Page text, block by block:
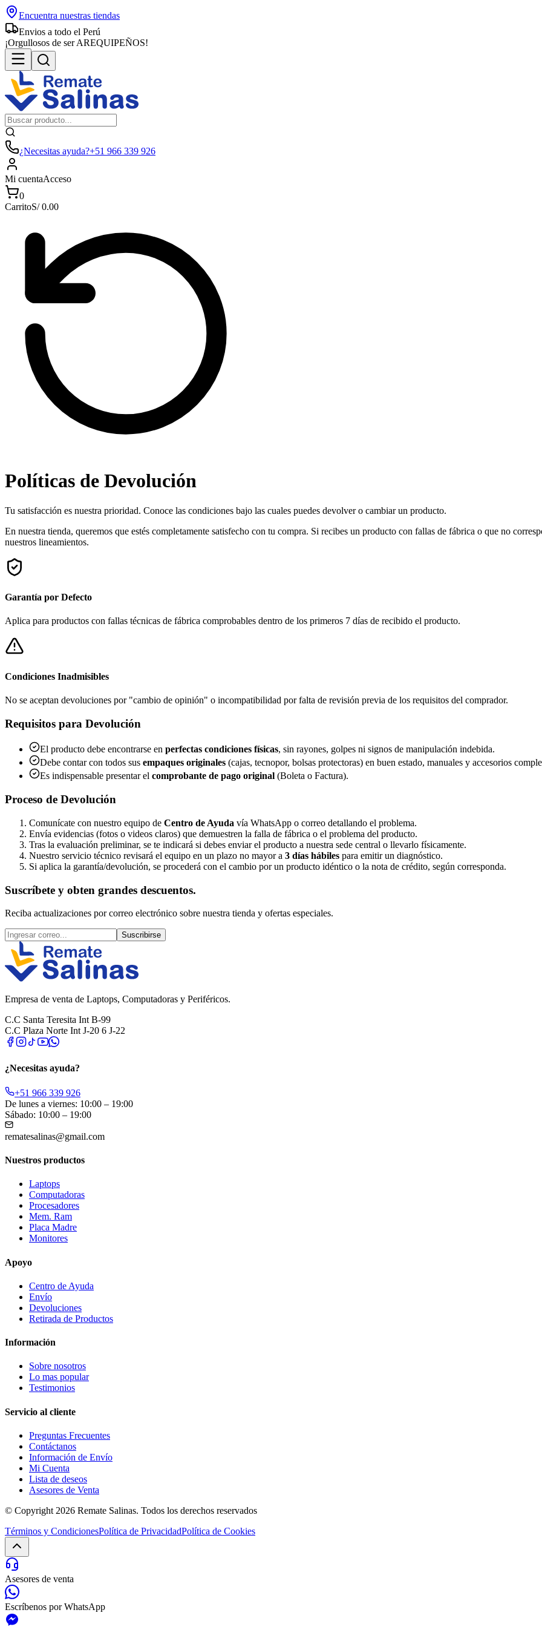
Encuentra nuestras tiendas
Envios a todo el Perú
¡Orgullosos de ser AREQUIPEÑOS!
¿Necesitas ayuda?+51 966 339 926
Mi cuentaAcceso
0
CarritoS/0.00
Políticas de Devolución
Tu satisfacción es nuestra prioridad. Conoce las condiciones bajo las cuales puedes devolver o cambiar un producto.
En nuestra tienda, queremos que estés completamente satisfecho con tu compra. Si recibes un producto con fallas de fábrica o que no
nuestros lineamientos.
Garantía por Defecto
Aplica para productos con fallas técnicas de fábrica comprobables dentro de los primeros 7 días de recibido el producto.
Condiciones Inadmisibles
No se aceptan devoluciones por "cambio de opinión" o incompatibilidad por falta de revisión previa de los requisitos del comprador.
Requisitos para Devolución
El producto debe encontrarse en perfectas condiciones físicas, sin rayones, golpes ni signos de manipulación indebida.
Debe contar con todos sus empaques originales (cajas, tecnopor, bolsas protectoras) en buen estado, manuales y accesorios
Es indispensable presentar el comprobante de pago original (Boleta o Factura).
Proceso de Devolución
Comunícate con nuestro equipo de Centro de Ayuda vía WhatsApp o correo detallando el problema.
Envía evidencias (fotos o videos claros) que demuestren la falla de fábrica o el problema del producto.
Tras la evaluación preliminar, se te indicará si debes enviar el producto a nuestra sede central o llevarlo físicamente.
Nuestro servicio técnico revisará el equipo en un plazo no mayor a 3 días hábiles para emitir un diagnóstico.
Si aplica la garantía/devolución, se procederá con el cambio por un producto idéntico o la nota de crédito, según corresponda.
Suscríbete y obten grandes descuentos.
Reciba actualizaciones por correo electrónico sobre nuestra tienda y ofertas especiales.
Suscribirse
Empresa de venta de Laptops, Computadoras y Periféricos.
C.C Santa Teresita Int B-99
C.C Plaza Norte Int J-20 6 J-22
¿Necesitas ayuda?
+51 966 339 926
De lunes a viernes: 10:00 – 19:00
Sábado: 10:00 – 19:00
rematesalinas@gmail.com
Nuestros productos
Laptops
Computadoras
Procesadores
Mem. Ram
Placa Madre
Monitores
Apoyo
Centro de Ayuda
Envío
Devoluciones
Retirada de Productos
Información
Sobre nosotros
Lo mas popular
Testimonios
Servicio al cliente
Preguntas Frecuentes
Contáctanos
Información de Envío
Mi Cuenta
Lista de deseos
Asesores de Venta
© Copyright 2026 Remate Salinas. Todos los derechos reservados
Términos y CondicionesPolítica de PrivacidadPolítica de Cookies
Asesores de venta
Escríbenos por WhatsApp